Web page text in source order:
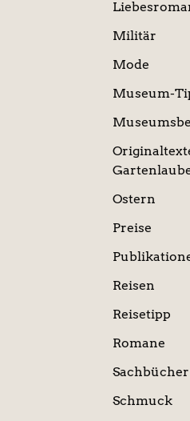
Militär
Mode
Museum-
Ostern
Preise
Reisen
Reisetipp
Romane
Sachbücher
Schmuck